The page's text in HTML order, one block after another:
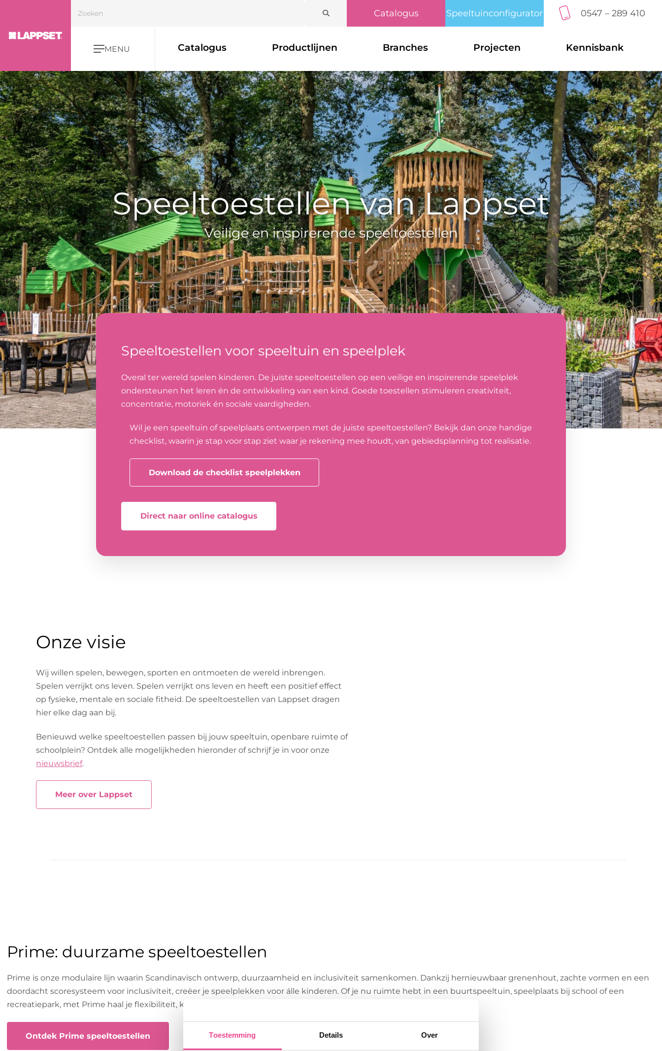
Toestemming Details Over
0547 – 289 410
Speeltuinconfigurator
Catalogus
MENU Catalogus Productlijnen Branches Projecten Kennisbank
Speeltoestellen van Lappset
Veilige en inspirerende speeltoestellen
Speeltoestellen voor speeltuin en speelplek
Overal ter wereld spelen kinderen. De juiste speeltoestellen op een veilige en inspirerende speelplek
ondersteunen het leren én de ontwikkeling van een kind. Goede toestellen stimuleren creativiteit,
concentratie, motoriek én sociale vaardigheden.
Wil je een speeltuin of speelplaats ontwerpen met de juiste speeltoestellen? Bekijk dan onze handige
checklist, waarin je stap voor stap ziet waar je rekening mee houdt, van gebiedsplanning tot realisatie.
Download de checklist speelplekken
Direct naar online catalogus
Onze visie
Wij willen spelen, bewegen, sporten en ontmoeten de wereld inbrengen.
Spelen verrijkt ons leven. Spelen verrijkt ons leven en heeft een positief effect
op fysieke, mentale en sociale fitheid. De speeltoestellen van Lappset dragen
hier elke dag aan bij.
Benieuwd welke speeltoestellen passen bij jouw speeltuin, openbare ruimte of
schoolplein? Ontdek alle mogelijkheden hieronder of schrijf je in voor onze
nieuwsbrief.
Meer over Lappset
Prime: duurzame speeltoestellen
Prime is onze modulaire lijn waarin Scandinavisch ontwerp, duurzaamheid en inclusiviteit samenkomen. Dankzij hernieuwbaar grenenhout, zachte vormen en een
doordacht score­systeem voor inclusiviteit, creëer je speelplekken voor álle kinderen. Of je nu ruimte hebt in een buurtspeeltuin, speelplaats bij school of een
recreatiepark, met Prime haal je flexibiliteit, kwaliteit en toekomstgerichte keuze in huis.
Ontdek Prime speeltoestellen